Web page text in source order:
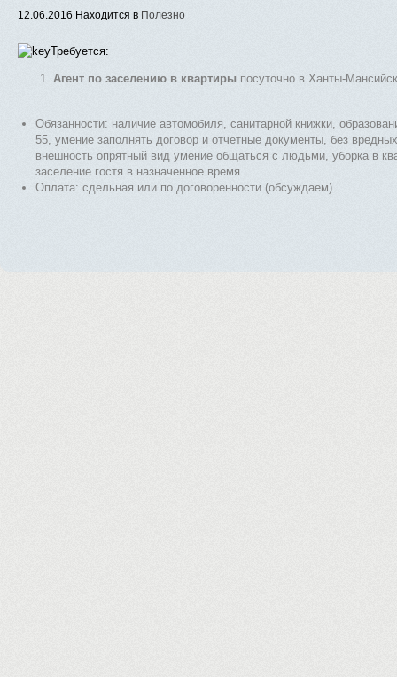
12.06.2016 Находится в Полезно
Требуется:
Агент по заселению в квартиры посуточно в Ханты-
Обязанности: наличие автомобиля, санитарной книжки,
55, умение заполнять договор и отчетные документы, без
внешность опрятный вид умение общаться с людьми, уборка в
заселение гостя в назначенное время.
Оплата: сдельная или по договоренности (обсуждаем)...